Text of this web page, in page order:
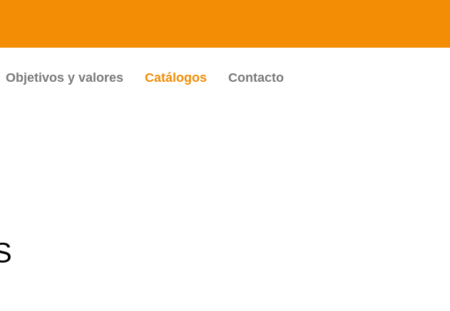
Objetivos y valores Catálogos Contacto